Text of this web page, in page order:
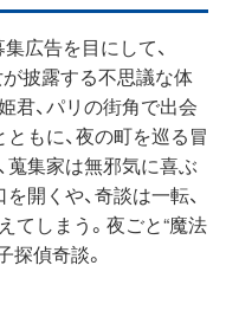
集広告を目にして、
が披露する不思議な体
、パリの街角で出会
もに、夜の町を巡る冒
集家は無邪気に喜ぶ
開くや、奇談は一転、
てしまう。夜ごと“魔法
探偵奇談。